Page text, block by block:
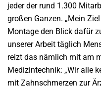
jeder der rund 1.300
großen Ganzen. „Mein
Montage den Blick dafür
unserer Arbeit täglich
reizt das nämlich mit am
Medizintechnik: „Wir alle
mit Zahnschmerzen zur